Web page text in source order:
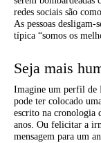
redes sociais são
As pessoas desligam-
típica “somos os
Seja mais
Imagine um perfil de
pode ter colocado
escrito na cronologia
anos. Ou felicitar a
mensagem para um